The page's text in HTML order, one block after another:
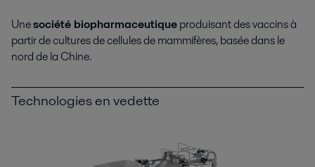
Unesociété biopharmaceutiqueproduisant des vaccins à
partir de cultures de cellules de mammifères, basée dans le
nord de la Chine.
Technologies en vedette